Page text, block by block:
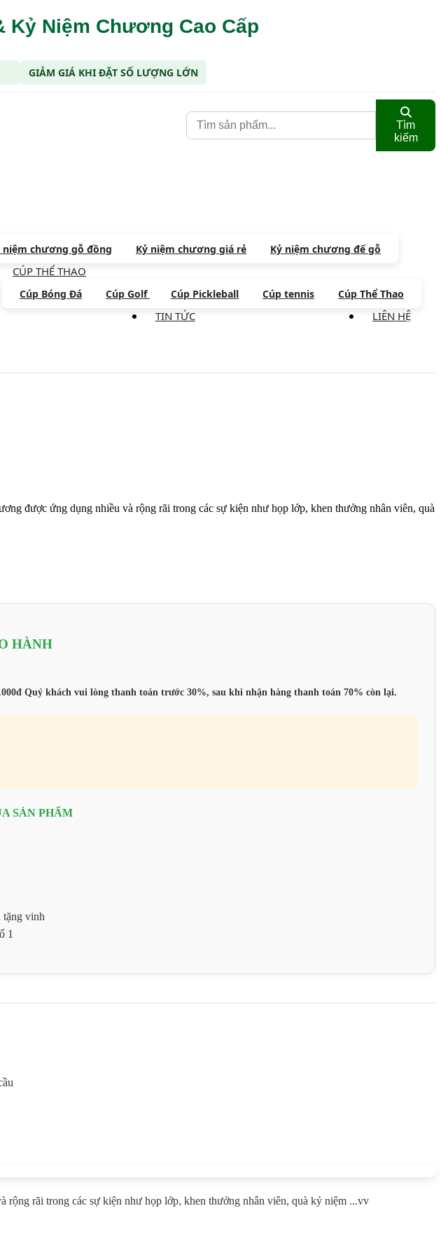
Kỷ Niệm Chương Cao Cấp
GIẢM GIÁ KHI ĐẶT SỐ LƯỢNG LỚN
Tìm
kiếm
niệm chương gỗ đồng Kỷ niệm chương giá rẻ Kỷ niệm chương đế gỗ
CÚP THỂ THAO
Cúp Bóng Đá Cúp Golf Cúp Pickleball Cúp tennis Cúp Thể Thao
TIN TỨC LIÊN HỆ
được ứng dụng nhiều và rộng rãi trong các sự kiện như họp lớp, khen thưởng nhân viên, quà
HÀNH
Quý khách vui lòng thanh toán trước 30%, sau khi nhận hàng thanh toán 70% còn lại.
SẢN PHẨM
rộng rãi trong các sự kiện như họp lớp, khen thưởng nhân viên, quà kỷ niệm ...vv